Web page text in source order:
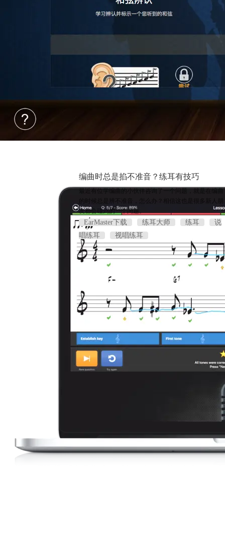
编曲时总是掐不准音？练耳有技巧
最近有位学编曲的小伙伴咨询了一个问题，就是在编曲
友都会碰到的一个问题。
EarMaster下载 练耳大师 练耳
说
唱练耳
视唱练耳